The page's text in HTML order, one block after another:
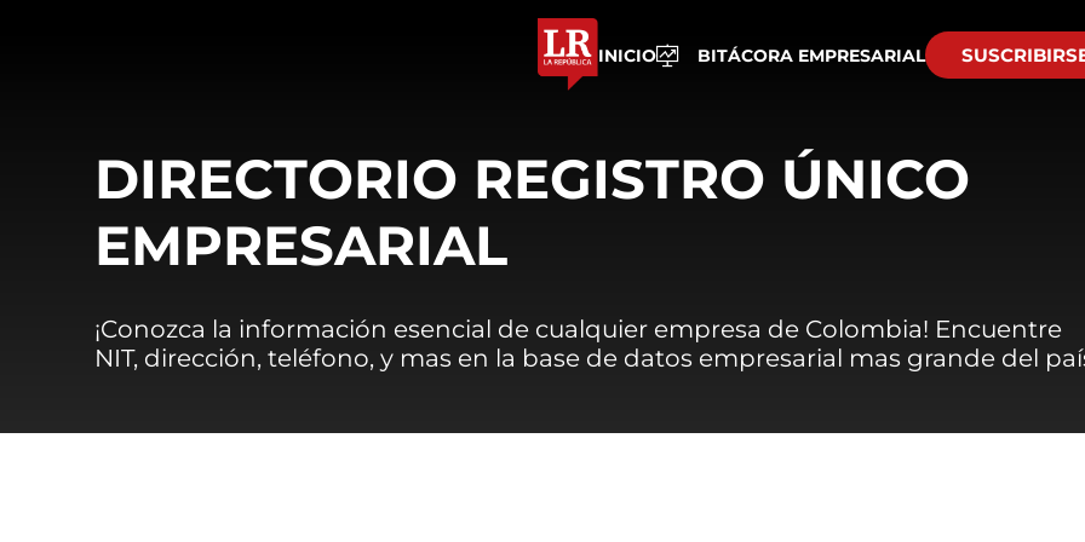
INICIO BITÁCORA EMPRESARIAL
DIRECTORIO REGISTRO ÚNICO
EMPRESARIAL
¡Conozca la información esencial de cualquier empresa de Colombia! Encuentre
NIT, dirección, teléfono, y mas en la base de datos empresarial mas grande del